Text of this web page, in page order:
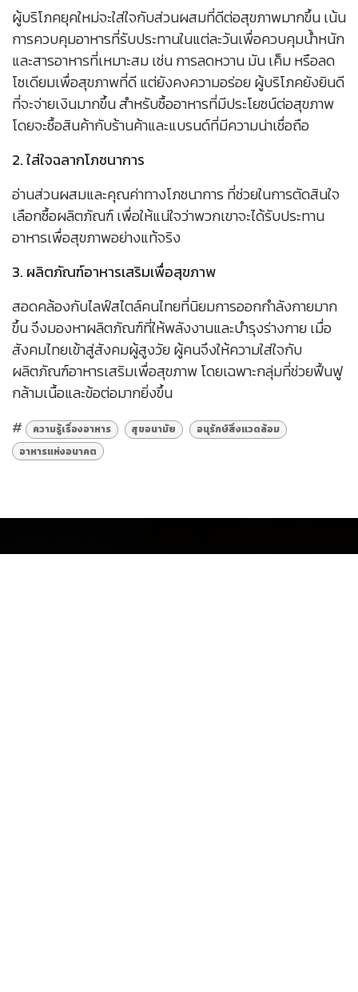
ผู้บริโภคยุคใหม่จะใส่ใจกับส่วนผสมที่ดีต่อสุขภาพมากขึ้น เน้น
การควบคุมอาหารที่รับประทานในแต่ละวันเพื่อควบคุมน้ำหนัก
และสารอาหารที่เหมาะสม เช่น การลดหวาน มัน เค็ม หรือลด
โซเดียมเพื่อสุขภาพที่ดี แต่ยังคงความอร่อย ผู้บริโภคยังยินดี
ที่จะจ่ายเงินมากขึ้น สำหรับซื้ออาหารที่มีประโยชน์ต่อสุขภาพ
โดยจะซื้อสินค้ากับร้านค้าและแบรนด์ที่มีความน่าเชื่อถือ
2. ใส่ใจฉลากโภชนาการ
อ่านส่วนผสมและคุณค่าทางโภชนาการ ที่ช่วยในการตัดสินใจ
เลือกซื้อผลิตภัณฑ์ เพื่อให้แน่ใจว่าพวกเขาจะได้รับประทาน
อาหารเพื่อสุขภาพอย่างแท้จริง
3. ผลิตภัณฑ์อาหารเสริมเพื่อสุขภาพ
สอดคล้องกับไลฟ์สไตล์คนไทยที่นิยมการออกกำลังกายมาก
ขึ้น จึงมองหาผลิตภัณฑ์ที่ให้พลังงานและบำรุงร่างกาย เมื่อ
สังคมไทยเข้าสู่สังคมผู้สูงวัย ผู้คนจึงให้ความใส่ใจกับ
ผลิตภัณฑ์อาหารเสริมเพื่อสุขภาพ โดยเฉพาะกลุ่มที่ช่วยฟื้นฟู
กล้ามเนื้อและข้อต่อมากยิ่งขึ้น
#
ความรู้เรื่องอาหาร สุขอนามัย
อนุรักษ์สิ่งแวดล้อม
อาหารแห่งอนาคต